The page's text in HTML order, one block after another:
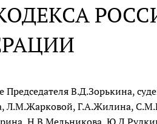
В.Д.Зорькина,
Л.М.Жарковой, Г.А.Жилина,
Н.В.Мельникова,